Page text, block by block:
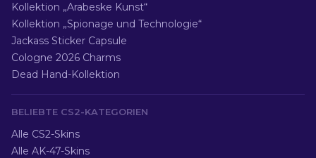
Kollektion „Arabeske Kunst“
Kollektion „Spionage und Technologie“
Jackass Sticker Capsule
Cologne 2026 Charms
Dead Hand-Kollektion
BELIEBTE CS2-KATEGORIEN
Alle CS2-Skins
Alle AK-47-Skins